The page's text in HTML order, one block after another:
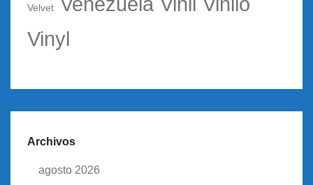
Velvet
Vinyl
Archivos
agosto 2026